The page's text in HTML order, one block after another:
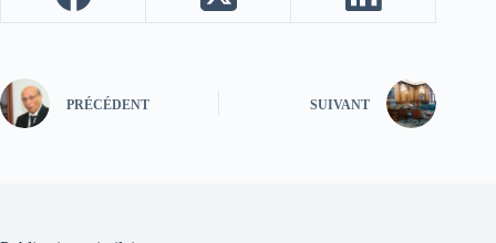
PRÉCÉDENT SUIVANT